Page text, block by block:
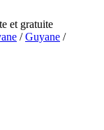
et gratuite
/Guyane /